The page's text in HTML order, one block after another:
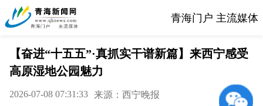
青海门户 主流媒体
【奋进“十五五”·真抓实干谱新篇】来西宁感受
高原湿地公园魅力
2026-07-08 07:31:33 来源：西宁晚报